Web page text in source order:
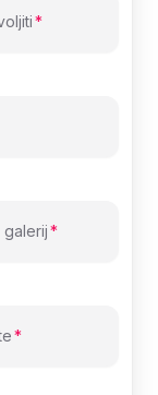
galerij